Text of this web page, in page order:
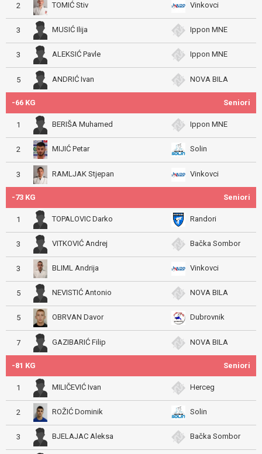
2 TOMIĆ Stiv Vinkovci
3 MUSIĆ Ilija Ippon MNE
3 ALEKSIĆ Pavle Ippon MNE
5 ANDRIĆ Ivan NOVA BILA
-66 KG Seniori
1 BERIŠA Muhamed Ippon MNE
2 MIJIĆ Petar Solin
3 RAMLJAK Stjepan Vinkovci
-73 KG Seniori
1 TOPALOVIC Darko Randori
3 VITKOVIĆ Andrej Bačka Sombor
3 BLIML Andrija Vinkovci
5 NEVISTIĆ Antonio NOVA BILA
5 OBRVAN Davor Dubrovnik
7 GAZIBARIĆ Filip NOVA BILA
-81 KG Seniori
1 MILIČEVIĆ Ivan Herceg
2 ROŽIĆ Dominik Solin
3 BJELAJAC Aleksa Bačka Sombor